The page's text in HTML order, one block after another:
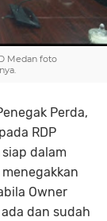
Medan foto
Perda,
RDP
dalam
Owner
dan sudah